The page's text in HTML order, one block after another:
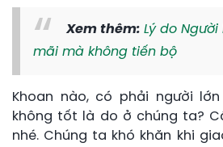
Xem thêm: Lý do
mãi mà không tiến bộ
Khoan nào, có phải người
không tốt là do ở chúng ta?
nhé. Chúng ta khó khăn khi